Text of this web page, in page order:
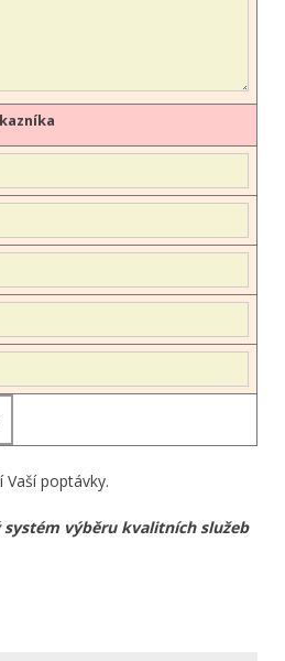
Vaší poptávky.
výběru kvalitních služeb